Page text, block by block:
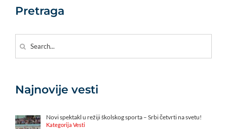
Pretraga
for:
Najnovije vesti
Novi spektakl u režiji školskog sporta – Srbi četvrti na svetu!
Kategorija Vesti